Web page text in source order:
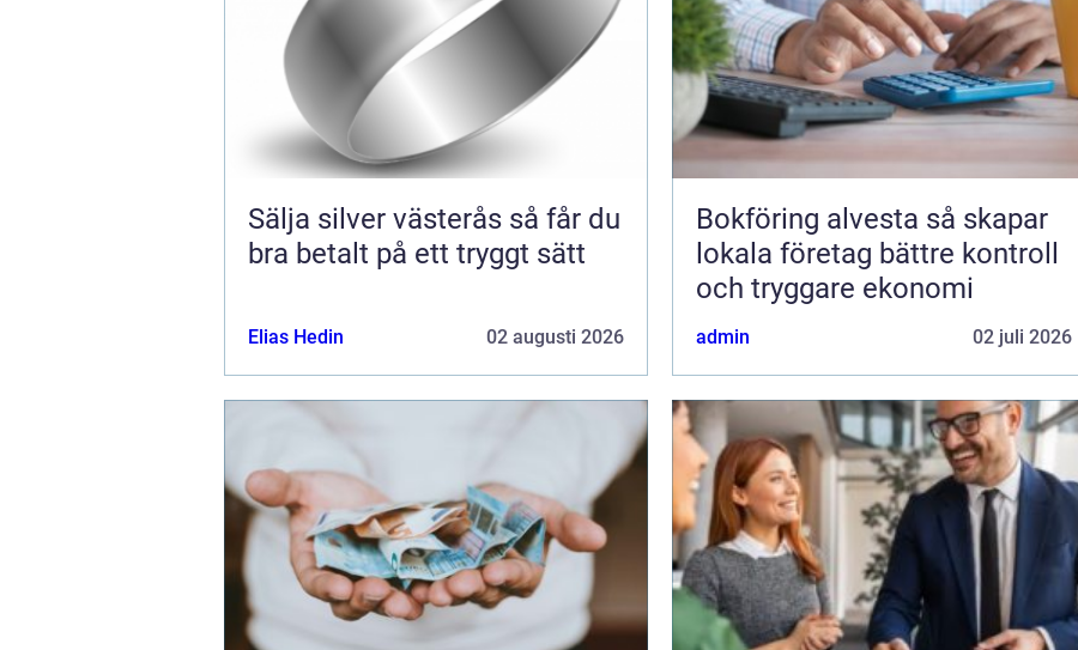
Sälja silver västerås så får du
bra betalt på ett tryggt sätt
Elias Hedin 02 augusti 2026
Bokföring alvesta så skapar
lokala företag bättre kontroll
och tryggare ekonomi
admin 02 juli 2026